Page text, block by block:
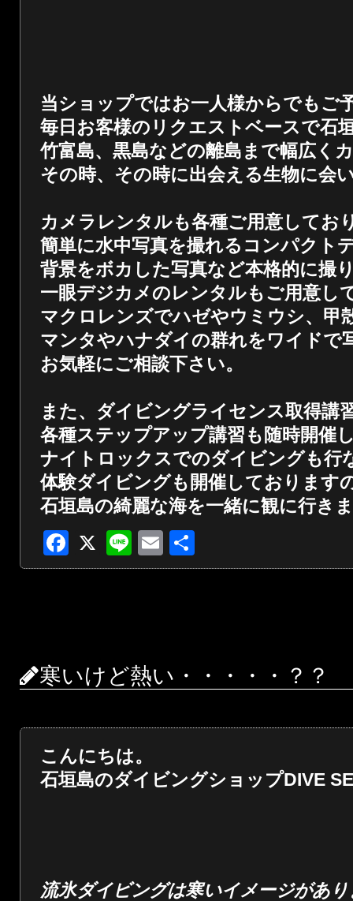
当ショップではお一人様からでもご
毎日お客様のリクエストベースで石
竹富島、黒島などの離島まで幅広く
その時、その時に出会える生物に会
カメラレンタルも各種ご用意してお
簡単に水中写真を撮れるコンパクト
背景をボカした写真など本格的に撮
一眼デジカメのレンタルもご用意し
マクロレンズでハゼやウミウシ、甲
マンタやハナダイの群れをワイドで
お気軽にご相談下さい。
また、ダイビングライセンス取得講
各種ステップアップ講習も随時開催
ナイトロックスでのダイビングも行
体験ダイビングも開催しております
石垣島の綺麗な海を一緒に観に行き
Facebook
X LineEmail
有
寒いけど熱い・・・・・？？
こんにちは。
石垣島のダイビングショップDIVE
流氷ダイビングは寒いイメージがあ